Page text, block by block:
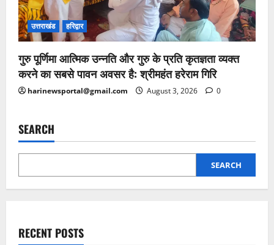
उत्तराखंड हरिद्वार
गुरु पूर्णिमा आत्मिक उन्नति और गुरु के प्रति कृतज्ञता व्यक्त
करने का सबसे पावन अवसर है: श्रीमहंत हरेराम गिरि
harinewsportal@gmail.com August 3, 2026 0
SEARCH
SEARCH
RECENT POSTS